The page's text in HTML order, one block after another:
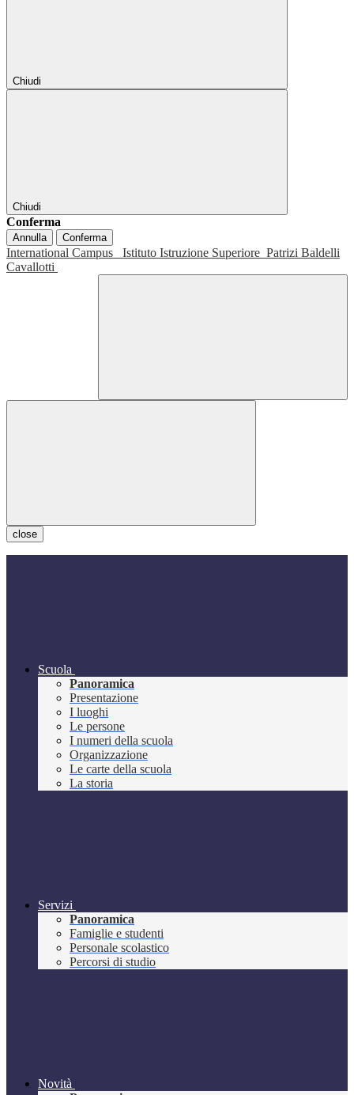
Chiudi
Chiudi
Conferma
Annulla Conferma
International Campus Istituto Istruzione Superiore Patrizi Baldelli
Cavallotti
close
Scuola
Panoramica
Presentazione
I luoghi
Le persone
I numeri della scuola
Organizzazione
Le carte della scuola
La storia
Servizi
Panoramica
Famiglie e studenti
Personale scolastico
Percorsi di studio
Novità